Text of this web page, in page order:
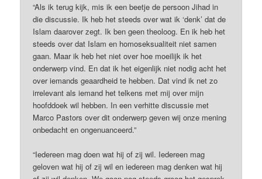
“Als ik terug kijk, mis ik een beetje de persoon Jihad in
die discussie. Ik heb het steeds over wat ik ‘denk’ dat de
Islam daarover zegt. Ik ben geen theoloog. En ik heb het
steeds over dat Islam en homoseksualiteit niet samen
gaan. Maar ik heb het niet over hoe moeilijk ik het
onderwerp vind. En dat ik het eigenlijk niet nodig acht het
over iemands geaardheid te hebben. Dat vind ik net zo
irrelevant als iemand het telkens met mij over mijn
hoofddoek wil hebben. In een verhitte discussie met
Marco Pastors over dit onderwerp geven wij onze mening
onbedacht en ongenuanceerd.”
“Iedereen mag doen wat hij of zij wil. Iedereen mag
geloven wat hij of zij wil en iedereen mag denken wat hij